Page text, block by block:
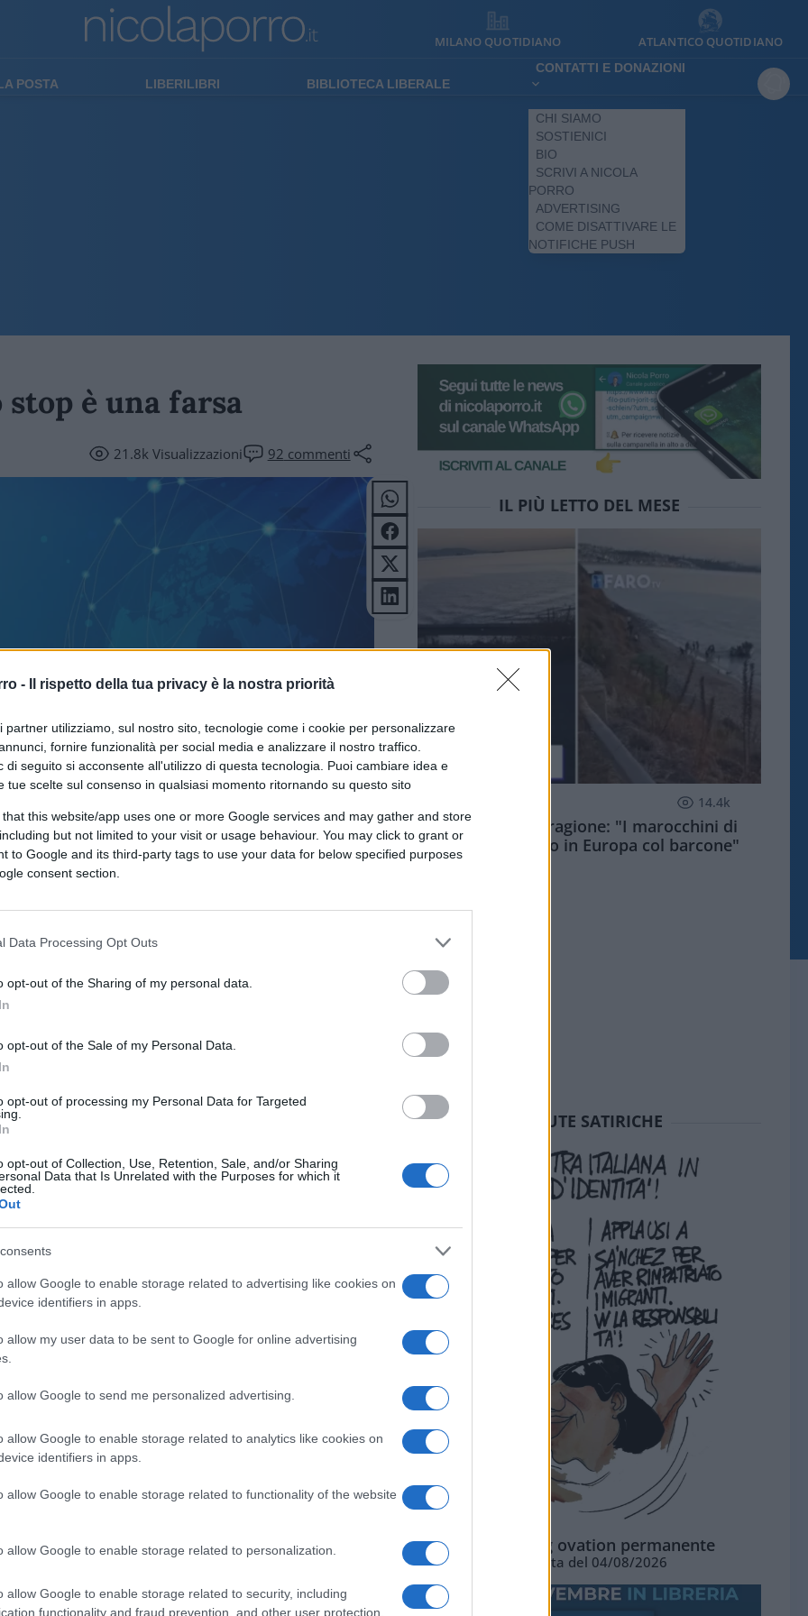
- Il rispetto della tua privacy è la nostra priorità
partner utilizziamo, sul nostro sito, tecnologie come i cookie per personalizzare
fornire funzionalità per social media e analizzare il nostro traffico.
di seguito si acconsente all'utilizzo di questa tecnologia. Puoi cambiare idea e
tue scelte sul consenso in qualsiasi momento ritornando su questo sito
that this website/app uses one or more Google services and may gather and store
but not limited to your visit or usage behaviour. You may click to grant or
to Google and its third-party tags to use your data for below specified purposes
consent section.
Data Processing Opt Outs
opt-out of the Sharing of my personal data.
opt-out of the Sale of my Personal Data.
opt-out of processing my Personal Data for Targeted
opt-out of Collection, Use, Retention, Sale, and/or Sharing
Data that Is Unrelated with the Purposes for which it
allow Google to enable storage related to advertising like cookies on
identifiers in apps.
allow my user data to be sent to Google for online advertising
allow Google to send me personalized advertising.
allow Google to enable storage related to analytics like cookies on
identifiers in apps.
allow Google to enable storage related to functionality of the website
allow Google to enable storage related to personalization.
allow Google to enable storage related to security, including
functionality and fraud prevention, and other user protection.
MILANO QUOTIDIANO ATLANTICO QUOTIDIANO
POSTA LIBERILIBRI BIBLIOTECA LIBERALE
CONTATTI E DONAZIONI
CHI SIAMO
SOSTIENICI
BIO
SCRIVI A NICOLA
PORRO
ADVERTISING
COME DISATTIVARE LE
NOTIFICHE PUSH
è una farsa
21.8kVisualizzazioni 92 commenti
su Google
le mascherine all’aperto in zona
precauzionali stabilite dal Cts.” Così ha
il ministro della Salute, il
cui un ministro della Repubblica dà per
di “stabilire misure obbligatorie”,
fatica a rilevare la differenza
della mascherina.
di utilizzare questi molto
sussiste quando, “per le
di fatto, sia garantita in modo
a persone non conviventi.”
indossare le mascherine
Tuttavia, si specifica a chiare
“in ogni caso il dispositivo di protezione
essere indossato nei luoghi
prima di giungere a questa
non è possibile mantenere la minima
rimettersi questa sorta di burka
IL PIÙ LETTO DEL MESE
14.4k
Meloni aveva ragione: "I marocchini di
Ceuta sbarcano in Europa col barcone"
SEDUTE SATIRICHE
La standing ovation permanente
Vignetta del 04/08/2026